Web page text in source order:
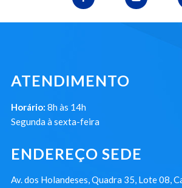
ATENDIMENTO
Horário: 8h às 14h
Segunda à sexta-feira
ENDEREÇO SEDE
Av. dos Holandeses, Quadra 35, Lote 08,